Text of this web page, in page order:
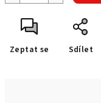
Zeptat se Sdílet